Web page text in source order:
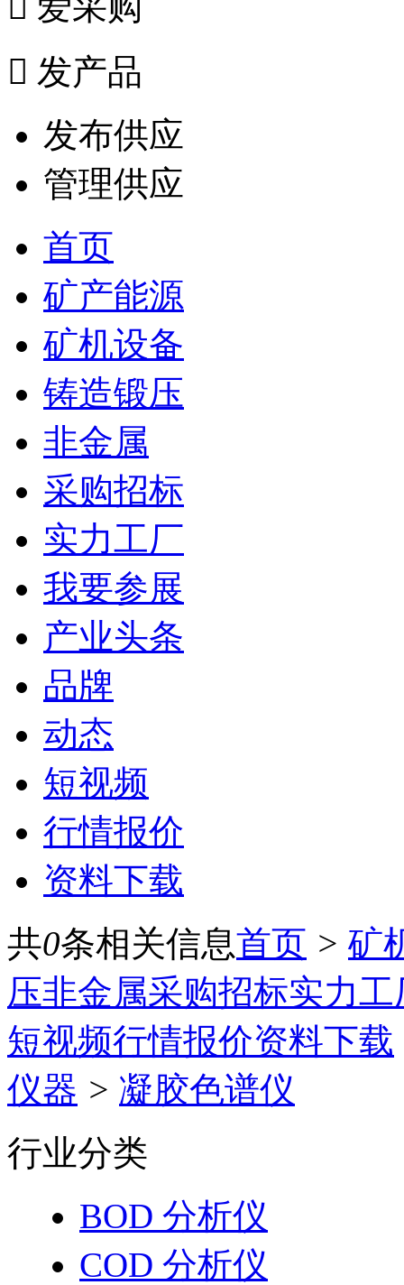
 发产品
发布供应
管理供应
首页
矿产能源
矿机设备
铸造锻压
非金属
采购招标
实力工厂
我要参展
产业头条
品牌
动态
短视频
行情报价
资料下载
共0条相关信息首页 > 矿
压非金属采购招标实力工
短视频行情报价资料下载
仪器 > 凝胶色谱仪
行业分类
BOD 分析仪
COD 分析仪